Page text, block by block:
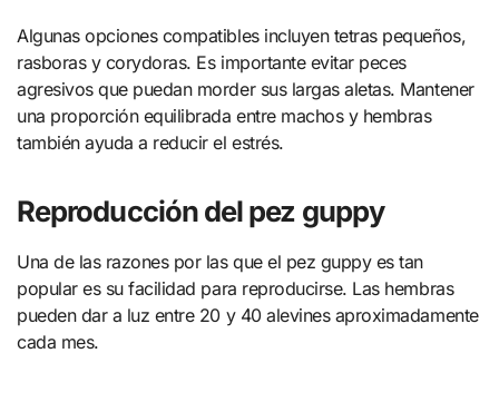
Algunas opciones compatibles incluyen tetras pequeños,
rasboras y corydoras. Es importante evitar peces
agresivos que puedan morder sus largas aletas. Mantener
una proporción equilibrada entre machos y hembras
también ayuda a reducir el estrés.
Reproducción del pez guppy
Una de las razones por las que el pez guppy es tan
popular es su facilidad para reproducirse. Las hembras
pueden dar a luz entre 20 y 40 alevines aproximadamente
cada mes.